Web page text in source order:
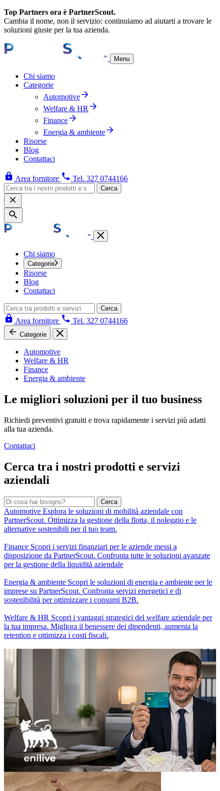
Top Partners ora è PartnerScout.
Cambia il nome, non il servizio: continuiamo ad aiutarti a trovare le
soluzioni giuste per la tua azienda.
Menu
Chi siamo
Categorie
Automotive
Welfare & HR
Finance
Energia & ambiente
Risorse
Blog
Contattaci
Area fornitore Tel. 327 0744166
Cerca
Chi siamo
Categorie
Risorse
Blog
Contattaci
Cerca
Area fornitore Tel. 327 0744166
Categorie
Automotive
Welfare & HR
Finance
Energia & ambiente
Le migliori soluzioni per il tuo business
Richiedi preventivi gratuiti e trova rapidamente i servizi più adatti
alla tua azienda.
Contattaci
Cerca tra i nostri prodotti e servizi
aziendali
Cerca
Automotive Esplora le soluzioni di mobilità aziendale con
PartnerScout. Ottimizza la gestione della flotta, il noleggio e le
alternative sostenibili per il tuo team.
Finance Scopri i servizi finanziari per le aziende messi a
disposizione da PartnerScout. Confronta tutte le soluzioni avanzate
per la gestione della liquidità aziendale
Energia & ambiente Scopri le soluzioni di energia e ambiente per le
imprese su PartnerScout. Confronta servizi energetici e di
sostenibilità per ottimizzare i consumi B2B.
Welfare & HR Scopri i vantaggi strategici del welfare aziendale per
la tua impresa. Migliora il benessere dei dipendenti, aumenta la
retention e ottimizza i costi fiscali.